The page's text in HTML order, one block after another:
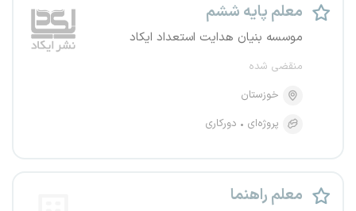
معلم پایه ششم
موسسه بنیان هدایت استعداد ایکاد
منقضی شده
خوزستان
پروژه‌ای
دورکاری
معلم راهنما